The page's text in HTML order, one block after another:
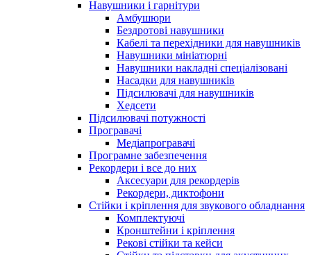
Навушники і гарнітури
Амбушюри
Бездротові навушники
Кабелі та перехідники для навушників
Навушники мініатюрні
Навушники накладні спеціалізовані
Насадки для навушників
Підсилювачі для навушників
Хедсети
Підсилювачі потужності
Програвачі
Медіапрогравачі
Програмне забезпечення
Рекордери і все до них
Аксесуари для рекордерів
Рекордери, диктофони
Стійки і кріплення для звукового обладнання
Комплектуючі
Кронштейни і кріплення
Рекові стійки та кейси